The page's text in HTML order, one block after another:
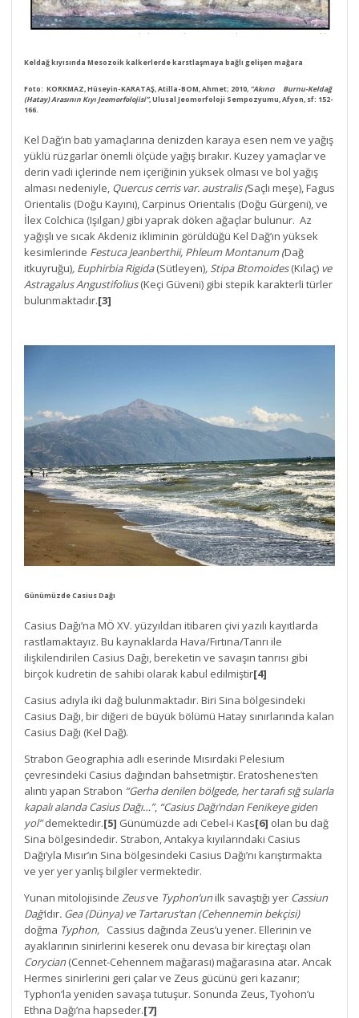
Keldağ kıyısında Mesozoik kalkerlerde karstlaşmaya bağlı gelişen mağara
Foto: KORKMAZ, Hüseyin-KARATAŞ, Atilla-BOM, Ahmet; 2010, “Akıncı Burnu-Keldağ
(Hatay) Arasının Kıyı Jeomorfolojisi”, Ulusal Jeomorfoloji Sempozyumu, Afyon, sf: 152-
166.
Kel Dağ’ın batı yamaçlarına denizden karaya esen nem ve yağış
yüklü rüzgarlar önemli ölçüde yağış bırakır. Kuzey yamaçlar ve
derin vadi içlerinde nem içeriğinin yüksek olması ve bol yağış
alması nedeniyle, Quercus cerris var. australis (Saçlı meşe), Fagus
Orientalis (Doğu Kayını), Carpinus Orientalis (Doğu Gürgeni), ve
İlex Colchica (Işılgan) gibi yaprak döken ağaçlar bulunur. Az
yağışlı ve sıcak Akdeniz ikliminin görüldüğü Kel Dağ’ın yüksek
kesimlerinde Festuca Jeanberthii, Phleum Montanum (Dağ
itkuyruğu), Euphirbia Rigida(Sütleyen), Stipa Btomoides(Kılaç)ve
Astragalus Angustifolius(Keçi Güveni) gibi stepik karakterli türler
bulunmaktadır.[3]
Günümüzde Casius Dağı
Casius Dağı’na MÖ XV. yüzyıldan itibaren çivi yazılı kayıtlarda
rastlamaktayız. Bu kaynaklarda Hava/Fırtına/Tanrı ile
ilişkilendirilen Casius Dağı, bereketin ve savaşın tanrısı gibi
birçok kudretin de sahibi olarak kabul edilmiştir[4]
Casius adıyla iki dağ bulunmaktadır. Biri Sina bölgesindeki
Casius Dağı, bir diğeri de büyük bölümü Hatay sınırlarında kalan
Casius Dağı (Kel Dağ).
Strabon Geographia adlı eserinde Mısırdaki Pelesium
çevresindeki Casius dağından bahsetmiştir. Eratoshenes’ten
alıntı yapan Strabon “Gerha denilen bölgede, her tarafı sığ sularla
kapalı alanda Casius Dağı…”, “Casius Dağı’ndan Fenikeye giden
yol”demektedir.[5] Günümüzde adı Cebel-i Kas[6] olan bu dağ
Sina bölgesindedir. Strabon, Antakya kıyılarındaki Casius
Dağı’yla Mısır’ın Sina bölgesindeki Casius Dağı’nı karıştırmakta
ve yer yer yanlış bilgiler vermektedir.
Yunan mitolojisinde Zeusve Typhon’unilk savaştığı yerCassiun
Dağ’ıdır. Gea (Dünya) ve Tartarus’tan (Cehennemin bekçisi)
doğma Typhon, Cassius dağında Zeus’u yener. Ellerinin ve
ayaklarının sinirlerini keserek onu devasa bir kireçtaşı olan
Corycian (Cennet-Cehennem mağarası) mağarasına atar. Ancak
Hermes sinirlerini geri çalar ve Zeus gücünü geri kazanır;
Typhon’la yeniden savaşa tutuşur. Sonunda Zeus, Tyohon’u
Ethna Dağı’na hapseder.[7]